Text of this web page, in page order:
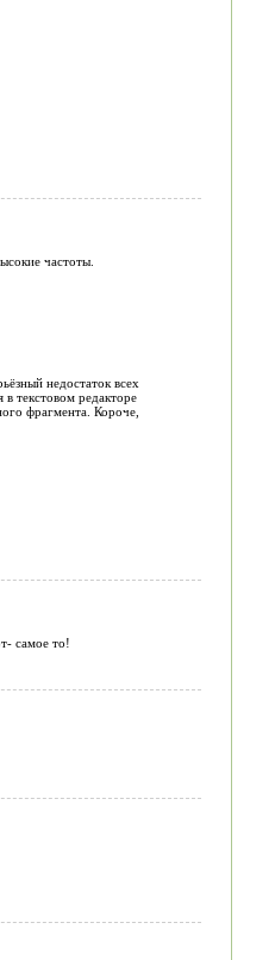
частоты.
недостаток всех
текстовом редакторе
фрагмента. Короче,
самое то!